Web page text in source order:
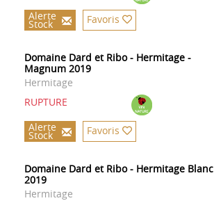
Alerte
Stock Favoris
Domaine Dard et Ribo - Hermitage -
Magnum 2019
Hermitage
RUPTURE
Alerte
Stock Favoris
Domaine Dard et Ribo - Hermitage Blanc
2019
Hermitage